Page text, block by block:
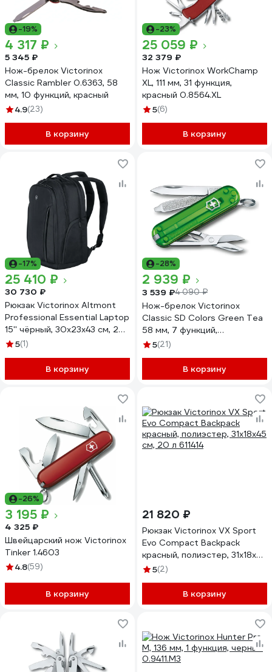
-19%
4 317 ₽
5 345 ₽
Нож-брелок Victorinox
Classic Rambler 0.6363, 58
мм, 10 функций, красный
4.9(23)
В корзину
-23%
25 059 ₽
32 379 ₽
Нож Victorinox WorkChamp
XL, 111 мм, 31 функция,
красный 0.8564.XL
5(6)
В корзину
-17%
25 410 ₽
30 730 ₽
Рюкзак Victorinox Altmont
Professional Essential Laptop
15'' чёрный, 30x23x43 см, 22
л 602154
5(1)
В корзину
-28%
2 939 ₽
3 539 ₽4 090 ₽
Нож-брелок Victorinox
Classic SD Colors Green Tea
58 мм, 7 функций,
полупрозрачный зелёный
5(21)
В корзину
-26%
3 195 ₽
4 325 ₽
Швейцарский нож Victorinox
Tinker 1.4603
4.8(59)
В корзину
21 820 ₽
Рюкзак Victorinox VX Sport
Evo Compact Backpack
красный, полиэстер, 31x18x45
см, 20 л 611414
5(2)
В корзину